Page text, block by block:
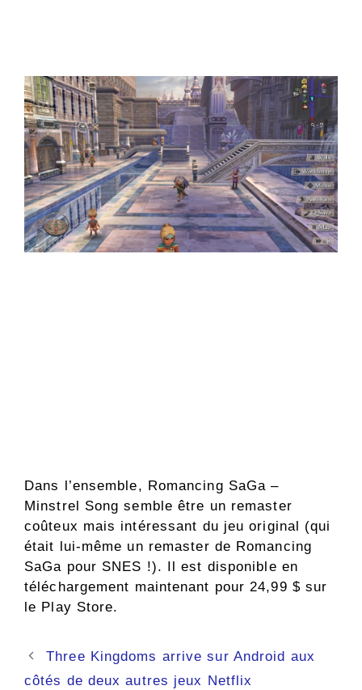
Dans l’ensemble, Romancing SaGa –
Minstrel Song semble être un remaster
coûteux mais intéressant du jeu original (qui
était lui-même un remaster de Romancing
SaGa pour SNES !). Il est disponible en
téléchargement maintenant pour 24,99 $ sur
le Play Store.
Navigation
des
Three Kingdoms arrive sur Android aux
côtés de deux autres jeux Netflix